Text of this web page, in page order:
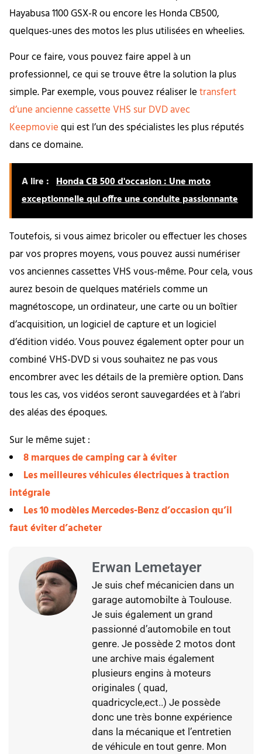
Hayabusa 1100 GSX-R ou encore les Honda CB500,
quelques-unes des motos les plus utilisées en wheelies.
Pour ce faire, vous pouvez faire appel à un
professionnel, ce qui se trouve être la solution la plus
simple. Par exemple, vous pouvez réaliser letransfert
d’une ancienne cassette VHS sur DVD avec
Keepmoviequi est l’un des spécialistes les plus réputés
dans ce domaine.
A lire : Honda CB 500 d'occasion : Une moto
exceptionnelle qui offre une conduite passionnante
Toutefois, si vous aimez bricoler ou effectuer les choses
par vos propres moyens, vous pouvez aussi numériser
vos anciennes cassettes VHS vous-même. Pour cela, vous
aurez besoin de quelques matériels comme un
magnétoscope, un ordinateur, une carte ou un boîtier
d’acquisition, un logiciel de capture et un logiciel
d’édition vidéo. Vous pouvez également opter pour un
combiné VHS-DVD si vous souhaitez ne pas vous
encombrer avec les détails de la première option. Dans
tous les cas, vos vidéos seront sauvegardées et à l’abri
des aléas des époques.
Sur le même sujet :
8 marques de camping car à éviter
Les meilleures véhicules électriques à traction
intégrale
Les 10 modèles Mercedes-Benz d’occasion qu’il
faut éviter d’acheter
Erwan Lemetayer
Je suis chef mécanicien dans un
garage automobilte à Toulouse.
Je suis également un grand
passionné d’automobile en tout
genre. Je possède 2 motos dont
une archive mais également
plusieurs engins à moteurs
originales ( quad,
quadricycle,ect..) Je possède
donc une très bonne expérience
dans la mécanique et l’entretien
de véhicule en tout genre. Mon